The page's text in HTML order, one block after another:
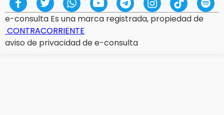
e-consulta Es una marca registrada, propiedad de
CONTRACORRIENTE
aviso de privacidad de e-consulta